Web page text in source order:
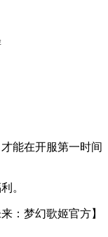
能在开服第一时间
。
：梦幻歌姬官方】